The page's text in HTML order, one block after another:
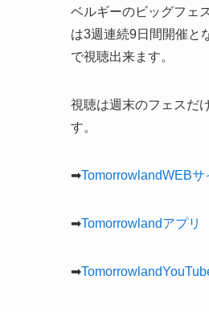
ベルギーのビッグフェ
は3週連続9日間開催と
で視聴出来ます。
視聴は週末のフェスだ
す。
➡︎TomorrowlandWEBサ
➡︎Tomorrowlandアプリ
➡︎